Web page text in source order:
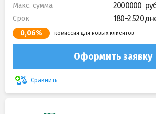
Макс. сумма 2000000
Срок 180-2 520
0,06% комиссия для новых клиентов
Оформить заявку
Сравнить